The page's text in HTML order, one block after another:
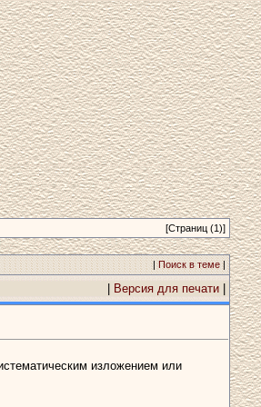
[Страниц (1)]
|Поиск в теме|
Версия для печати
изложением или